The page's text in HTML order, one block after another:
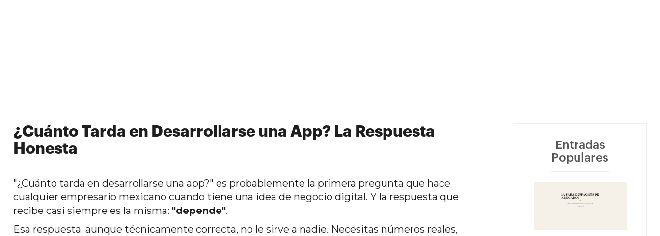
¿Cuánto Tarda en Desarrollarse una App? La Respuesta
Honesta
"¿Cuánto tarda en desarrollarse una app?" es probablemente la primera pregunta que hace
cualquier empresario mexicano cuando tiene una idea de negocio digital. Y la respuesta que
recibe casi siempre es la misma: "depende".
Esa respuesta, aunque técnicamente correcta, no le sirve a nadie. Necesitas números reales,
Entradas
Populares